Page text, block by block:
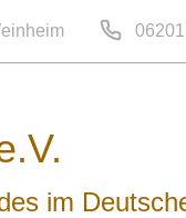
06201
im